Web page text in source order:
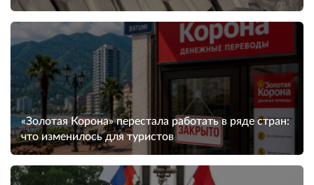
«Золотая Корона» перестала работать в ряде стран:
что изменилось для туристов